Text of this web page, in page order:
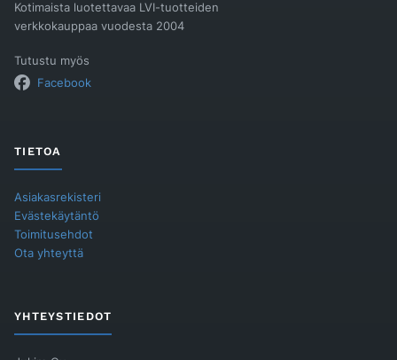
Kotimaista luotettavaa LVI-tuotteiden
verkkokauppaa vuodesta 2004
Tutustu myös
Facebook
TIETOA
Asiakasrekisteri
Evästekäytäntö
Toimitusehdot
Ota yhteyttä
YHTEYSTIEDOT